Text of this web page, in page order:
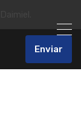
Enviar